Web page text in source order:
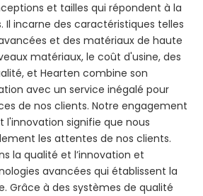
et tailles qui répondent à la
Il incarne des caractéristiques telles
et des matériaux de haute
matériaux, le coût d'usine, des
et Hearten combine son
avec un service inégalé pour
de nos clients. Notre engagement
l'innovation signifie que nous
les attentes de nos clients.
la qualité et l’innovation et
avancées qui établissent la
Grâce à des systèmes de qualité